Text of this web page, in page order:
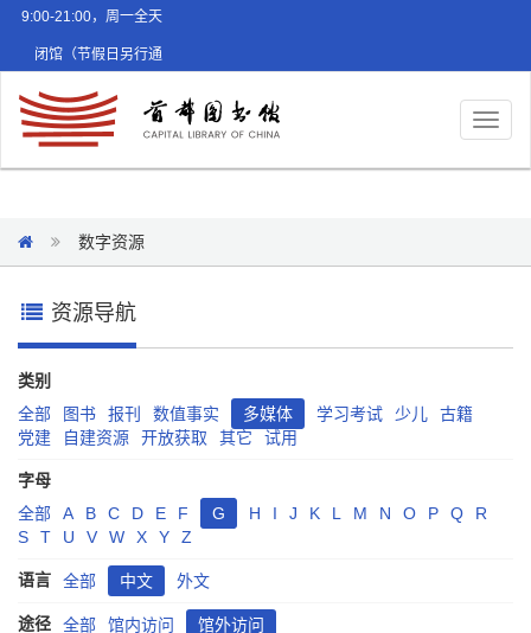
9:00-21:00，周一全天
闭馆（节假日另行通
数字资源
资源导航
类别
全部
图书 报刊 数值事实 多媒体 学习考试 少儿
古籍
党建
自建资源 开放获取 其它 试用
字母
全部
A B C D E F G H I J K L M N O P Q
R
S
T U V W X Y Z
语言 全部 中文 外文
途径 全部 馆内访问 馆外访问